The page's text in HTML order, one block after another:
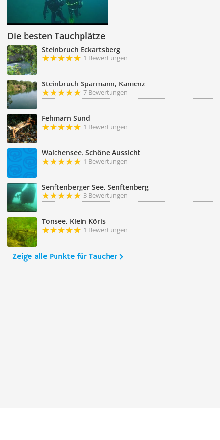
Die besten Tauchplätze
Steinbruch Eckartsberg
1 Bewertungen
Steinbruch Sparmann, Kamenz
7 Bewertungen
Fehmarn Sund
1 Bewertungen
Walchensee, Schöne Aussicht
1 Bewertungen
Senftenberger See, Senftenberg
3 Bewertungen
Tonsee, Klein Köris
1 Bewertungen
Zeige alle Punkte für Taucher